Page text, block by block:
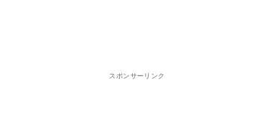
スポンサーリンク